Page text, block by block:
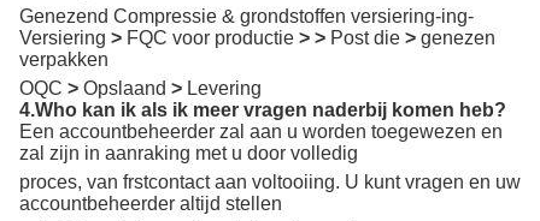
Genezend Compressie & grondstoffen versiering-ing-
Versiering > FQC voor productie > > Post die > genezen
verpakken
OQC > Opslaand > Levering
4.Who kan ik als ik meer vragen naderbij komen heb?
Een accountbeheerder zal aan u worden toegewezen en
zal zijn in aanraking met u door volledig
proces, van frstcontact aan voltooiing. U kunt vragen en uw
accountbeheerder altijd stellen